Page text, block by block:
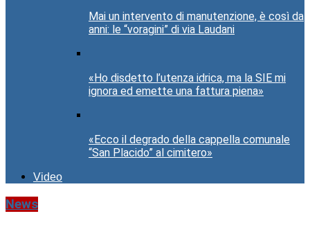
Mai un intervento di manutenzione, è così da
anni: le “voragini” di via Laudani
«Ho disdetto l’utenza idrica, ma la SIE mi
ignora ed emette una fattura piena»
«Ecco il degrado della cappella comunale
“San Placido” al cimitero»
Video
News